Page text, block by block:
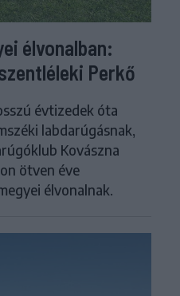
élvonalban:
Perkő
évtizedek óta
labdarúgásnak,
Kovászna
ötven éve
élvonalnak.